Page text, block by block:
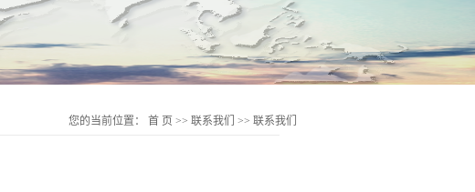
您的当前位置： 首 页 >> 联系我们 >> 联系我们